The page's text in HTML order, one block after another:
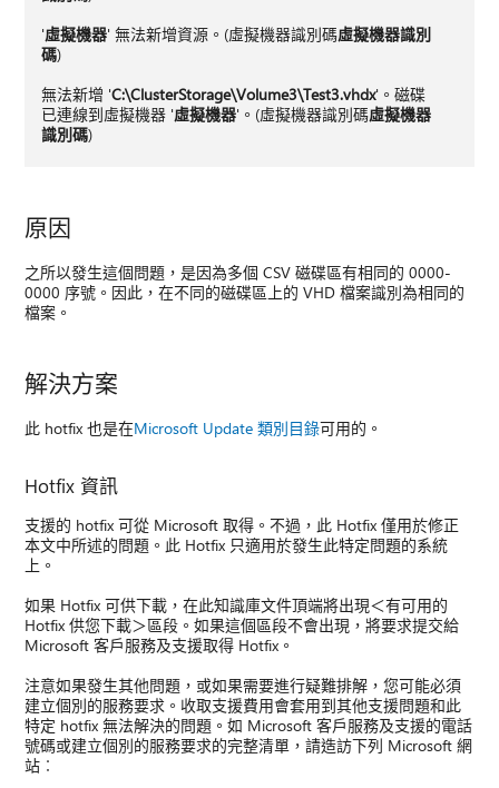
'虛擬機器' 無法新增資源。(虛擬機器識別碼虛擬機器識別
碼)
無法新增 'C:\ClusterStorage\Volume3\Test3.vhdx'。磁碟
已連線到虛擬機器 '虛擬機器'。(虛擬機器識別碼虛擬機器
識別碼)
原因
之所以發生這個問題，是因為多個 CSV 磁碟區有相同的 0000-
0000 序號。因此，在不同的磁碟區上的 VHD 檔案識別為相同的
檔案。
解決方案
此 hotfix 也是在Microsoft Update 類別目錄可用的。
Hotfix 資訊
支援的 hotfix 可從 Microsoft 取得。不過，此 Hotfix 僅用於修正
本文中所述的問題。此 Hotfix 只適用於發生此特定問題的系統
上。
如果 Hotfix 可供下載，在此知識庫文件頂端將出現＜有可用的
Hotfix 供您下載＞區段。如果這個區段不會出現，將要求提交給
Microsoft 客戶服務及支援取得 Hotfix。
注意如果發生其他問題，或如果需要進行疑難排解，您可能必須
建立個別的服務要求。收取支援費用會套用到其他支援問題和此
特定 hotfix 無法解決的問題。如 Microsoft 客戶服務及支援的電話
號碼或建立個別的服務要求的完整清單，請造訪下列 Microsoft 網
站︰